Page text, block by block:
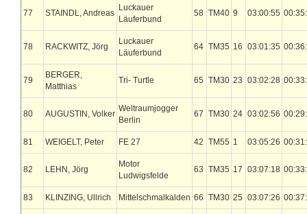
77 STAINDL, Andreas
Luckauer
Läuferbund
58 TM40 9 03:00:55
78 RACKWITZ, Jörg
Luckauer
Läuferbund
64 TM35 16 03:01:35
79
BERGER,
Matthias
Tri- Turtle 65 TM30 23 03:02:28
80 AUGUSTIN, Volker
Weltraumjogger
Berlin
67 TM30 24 03:02:56
81 WEIGELT, Peter FE 27 42 TM55 1 03:05:26
82 LEHN, Jörg
Motor
Ludwigsfelde
63 TM35 17 03:07:18
83 KLINZING, Ullrich Mittelschmalkalden 66 TM30 25 03:07:26